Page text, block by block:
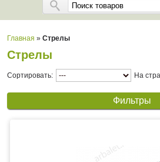
Главная » Стрелы
Стрелы
Сортировать: На
Фильтры